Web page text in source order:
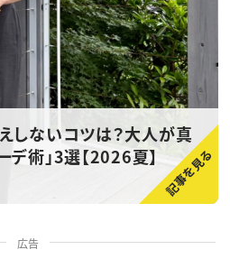
しないコツは？大人が真
術」3選【2026夏】
広告